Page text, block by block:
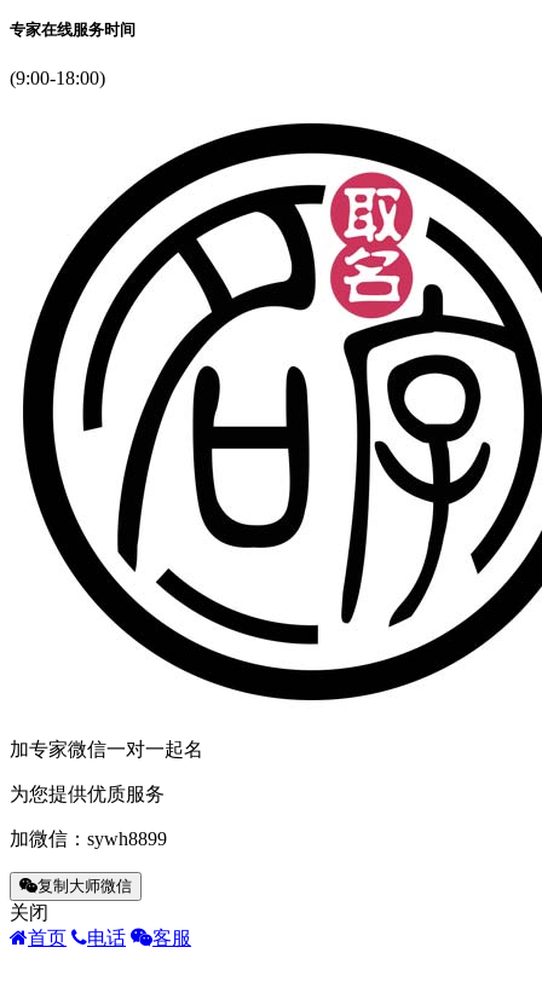
专家在线服务时间
(9:00-18:00)
加专家微信一对一起名
为您提供优质服务
加微信： sywh8899
复制大师微信
关闭
首页
电话 客服